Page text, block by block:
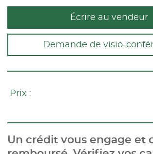
Écrire au vendeur
Demande de visio-
Prix :
Un crédit vous engage et